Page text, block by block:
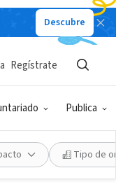
Descubre
Publica
Regístrate
Tipo de